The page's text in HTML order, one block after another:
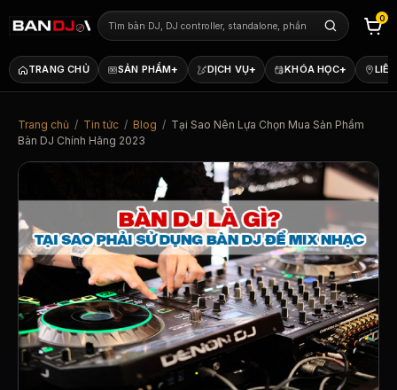
TRANG CHỦ SẢN PHẨM+ DỊCH VỤ+ KHÓA HỌC+
0
Trang chủ / Tin tức / Blog / Tại Sao Nên Lựa Chọn Mua Sản Phẩm
Bàn DJ Chính Hãng 2023